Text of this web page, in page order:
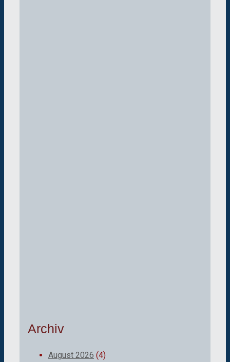
Archiv
August 2026 (4)